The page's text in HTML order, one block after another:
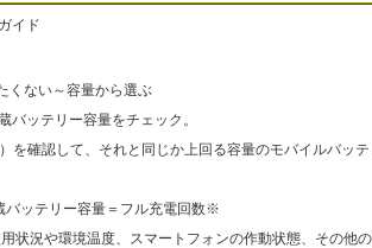
イド
くない～容量から選ぶ
バッテリー容量をチェック。
を確認して、それと同じか上回る容量のモバイルバッ
バッテリー容量＝フル充電回数※
状況や環境温度、スマートフォンの作動状態、その他